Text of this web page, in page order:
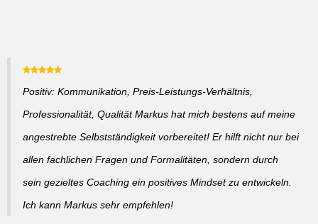
Positiv: Kommunikation, Preis-Leistungs-Verhältnis,
Professionalität, Qualität Markus hat mich bestens auf meine
angestrebte Selbstständigkeit vorbereitet! Er hilft nicht nur bei
allen fachlichen Fragen und Formalitäten, sondern durch
sein gezieltes Coaching ein positives Mindset zu entwickeln.
Ich kann Markus sehr empfehlen!